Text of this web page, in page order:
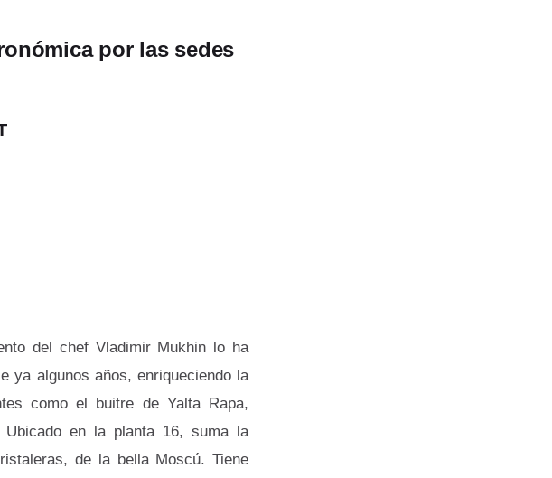
por las sedes
del chef Vladimir Mukhin lo ha
ya algunos años, enriqueciendo la
como el buitre de Yalta Rapa,
en la planta 16, suma la
de la bella Moscú. Tiene